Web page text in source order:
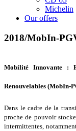
Michelin
Our offers
2018/MobIn-
Mobilité Innovante :
Renouvelables (MobIn-
Dans le cadre de la
proche de pouvoir
intermittentes,